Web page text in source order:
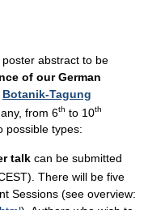
abstract to be
of our German
Botanik-Tagung
from 6th to 10th
possible types:
talk can be submitted
There will be five
Sessions (see overview: